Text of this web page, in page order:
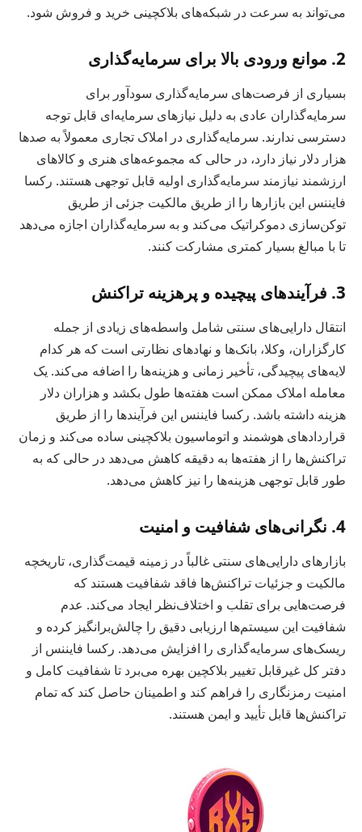
می‌تواند به سرعت در شبکه‌های بلاکچینی خرید و فروش شود.
2. موانع ورودی بالا برای سرمایه‌گذاری
بسیاری از فرصت‌های سرمایه‌گذاری سودآور برای
سرمایه‌گذاران عادی به دلیل نیازهای سرمایه‌ای قابل توجه
دسترسی ندارند. سرمایه‌گذاری در املاک تجاری معمولاً به صدها
هزار دلار نیاز دارد، در حالی که مجموعه‌های هنری و کالاهای
ارزشمند نیازمند سرمایه‌گذاری اولیه قابل توجهی هستند. رکسا
فایننس این بازارها را از طریق مالکیت جزئی از طریق
توکن‌سازی دموکراتیک می‌کند و به سرمایه‌گذاران اجازه می‌دهد
تا با مبالغ بسیار کمتری مشارکت کنند.
3. فرآیندهای پیچیده و پرهزینه تراکنش
انتقال دارایی‌های سنتی شامل واسطه‌های زیادی از جمله
کارگزاران، وکلا، بانک‌ها و نهادهای نظارتی است که هر کدام
لایه‌های پیچیدگی، تأخیر زمانی و هزینه‌ها را اضافه می‌کند. یک
معامله املاک ممکن است هفته‌ها طول بکشد و هزاران دلار
هزینه داشته باشد. رکسا فایننس این فرآیندها را از طریق
قراردادهای هوشمند و اتوماسیون بلاکچینی ساده می‌کند و زمان
تراکنش‌ها را از هفته‌ها به دقیقه کاهش می‌دهد در حالی که به
طور قابل توجهی هزینه‌ها را نیز کاهش می‌دهد.
4. نگرانی‌های شفافیت و امنیت
بازارهای دارایی‌های سنتی غالباً در زمینه قیمت‌گذاری، تاریخچه
مالکیت و جزئیات تراکنش‌ها فاقد شفافیت هستند که
فرصت‌هایی برای تقلب و اختلاف‌نظر ایجاد می‌کند. عدم
شفافیت این سیستم‌ها ارزیابی دقیق را چالش‌برانگیز کرده و
ریسک‌های سرمایه‌گذاری را افزایش می‌دهد. رکسا فایننس از
دفتر کل غیرقابل تغییر بلاکچین بهره می‌برد تا شفافیت کامل و
امنیت رمزنگاری را فراهم کند و اطمینان حاصل کند که تمام
تراکنش‌ها قابل تأیید و ایمن هستند.